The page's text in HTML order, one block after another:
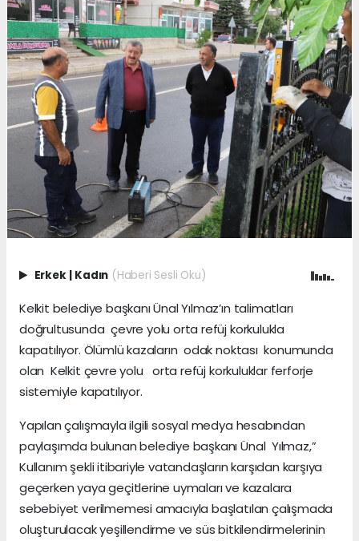
Erkek | Kadın (Haberi Sesli Oku)
Kelkit belediye başkanı Ünal Yılmaz’ın talimatları
doğrultusunda çevre yolu orta refüj korkulukla
kapatılıyor. Ölümlü kazaların odak noktası konumunda
olan Kelkit çevre yolu orta refüj korkuluklar ferforje
sistemiyle kapatılıyor.
Yapılan çalışmayla ilgili sosyal medya hesabından
paylaşımda bulunan belediye başkanı Ünal Yılmaz,”
Kullanım şekli itibariyle vatandaşların karşıdan karşıya
geçerken yaya geçitlerine uymaları ve kazalara
sebebiyet verilmemesi amacıyla başlatılan çalışmada
oluşturulacak yeşillendirme ve süs bitkilendirmelerinin